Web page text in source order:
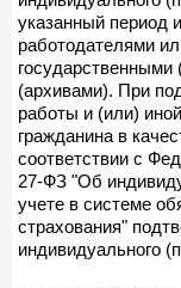
указанный период
работодателями
(архивами). При
работы и (или)
гражданина в
соответствии с
27-ФЗ "Об
учете в системе
страхования"
индивидуального